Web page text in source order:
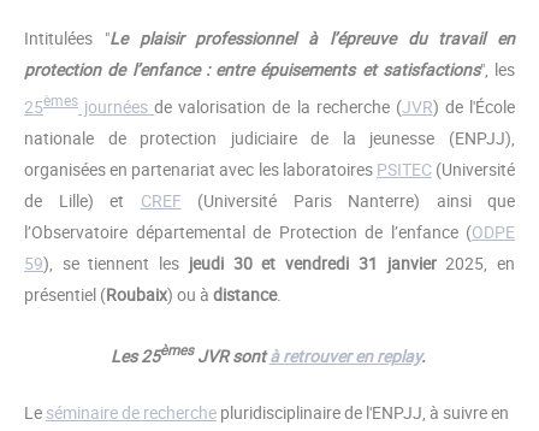
Intitulées "Le plaisir professionnel à l’épreuve du travail en
protection de l’enfance : entre épuisements et satisfactions", les
25èmes journéesde valorisation de la recherche (JVR) de l'École
nationale de protection judiciaire de la jeunesse (ENPJJ),
organisées en partenariat avec les laboratoires PSITEC(Université
de Lille) et CREF(Université Paris Nanterre) ainsi que
l’Observatoire départemental de Protection de l’enfance (ODPE
59), se tiennent les jeudi 30 et vendredi 31 janvier2025, en
présentiel (Roubaix) ou à distance.
Les 25èmesJVR sontà retrouver en replay.
Le séminaire de recherche pluridisciplinaire de l'ENPJJ, à suivre en